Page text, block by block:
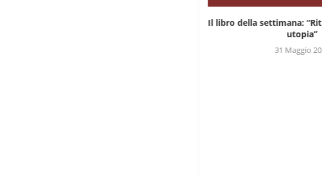
Il libro della settimana:
utopia”
31 Maggio